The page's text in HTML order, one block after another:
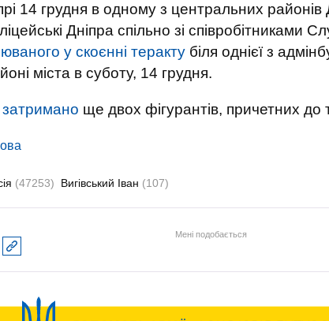
14 грудня в одному з центральних районів
Дніпра спільно зі співробітниками
у скоєнні теракту біля однієї з
міста в суботу, 14 грудня.
затримано ще двох фігурантів, причетних до
(47253) Вигівський Іван (107)
Мені подобається